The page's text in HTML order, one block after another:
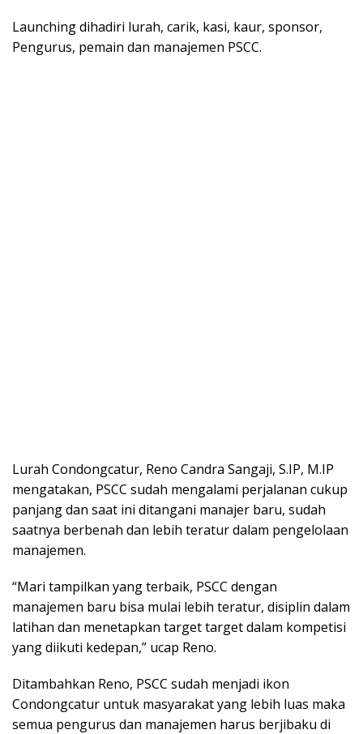
Launching dihadiri lurah, carik, kasi, kaur, sponsor,
Pengurus, pemain dan manajemen PSCC.
Lurah Condongcatur, Reno Candra Sangaji, S.IP, M.IP
mengatakan, PSCC sudah mengalami perjalanan cukup
panjang dan saat ini ditangani manajer baru, sudah
saatnya berbenah dan lebih teratur dalam pengelolaan
manajemen.
“Mari tampilkan yang terbaik, PSCC dengan
manajemen baru bisa mulai lebih teratur, disiplin dalam
latihan dan menetapkan target target dalam kompetisi
yang diikuti kedepan,” ucap Reno.
Ditambahkan Reno, PSCC sudah menjadi ikon
Condongcatur untuk masyarakat yang lebih luas maka
semua pengurus dan manajemen harus berjibaku di